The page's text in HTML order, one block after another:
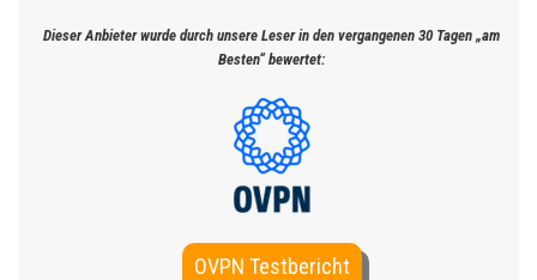
Dieser Anbieter wurde durch unsere Leser in den vergangenen 30 Tagen „am
Besten“ bewertet:
OVPN Testbericht